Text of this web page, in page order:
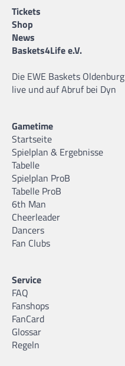
Tickets
Shop
News
Baskets4Life e.V.
Die EWE Baskets Oldenburg
live und auf Abruf bei Dyn
Gametime
Startseite
Spielplan & Ergebnisse
Tabelle
Spielplan ProB
Tabelle ProB
6th Man
Cheerleader
Dancers
Fan Clubs
Service
FAQ
Fanshops
FanCard
Glossar
Regeln